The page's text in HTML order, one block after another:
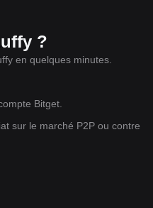
?
en quelques minutes.
Bitget.
sur le marché P2P ou contre